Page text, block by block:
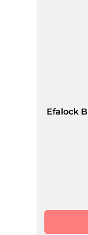
Efalock